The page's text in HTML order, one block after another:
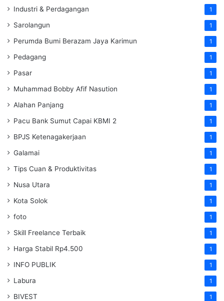
Industri & Perdagangan 1
Sarolangun 1
Perumda Bumi Berazam Jaya Karimun 1
Pedagang 1
Pasar 1
Muhammad Bobby Afif Nasution 1
Alahan Panjang 1
Pacu Bank Sumut Capai KBMI 2 1
BPJS Ketenagakerjaan 1
Galamai 1
Tips Cuan & Produktivitas 1
Nusa Utara 1
Kota Solok 1
foto 1
Skill Freelance Terbaik 1
Harga Stabil Rp4.500 1
INFO PUBLIK 1
Labura 1
BIVEST 1